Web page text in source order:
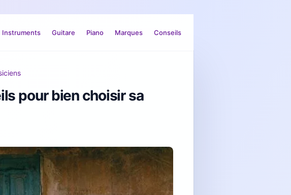
Instruments Guitare Piano Marques Conseils
pour bien choisir sa